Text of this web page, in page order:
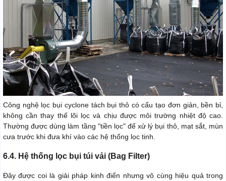
Công nghệ lọc bụi cyclone tách bụi thô có cấu tạo đơn giản, bền bỉ,
không cần thay thế lõi lọc và chịu được môi trường nhiệt độ cao.
Thường được dùng làm tầng "tiền lọc" để xử lý bụi thô, mạt sắt, mùn
cưa trước khi đưa khí vào các hệ thống lọc tinh.
6.4. Hệ thống lọc bụi túi vải (Bag Filter)
Đây được coi là giải pháp kinh điển nhưng vô cùng hiệu quả trong